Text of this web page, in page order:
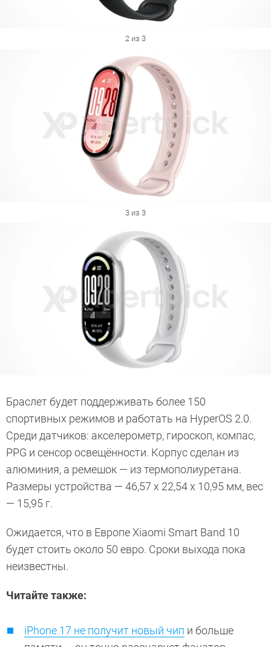
2 из 3
3 из 3
Браслет будет поддерживать более 150
спортивных режимов и работать на HyperOS 2.0.
Среди датчиков: акселерометр, гироскоп, компас,
PPG и сенсор освещённости. Корпус сделан из
алюминия, а ремешок — из термополиуретана.
Размеры устройства — 46,57 x 22,54 x 10,95 мм, вес
— 15,95 г.
Ожидается, что в Европе Xiaomi Smart Band 10
будет стоить около 50 евро. Сроки выхода пока
неизвестны.
Читайте также:
iPhone 17 не получит новый чип и больше